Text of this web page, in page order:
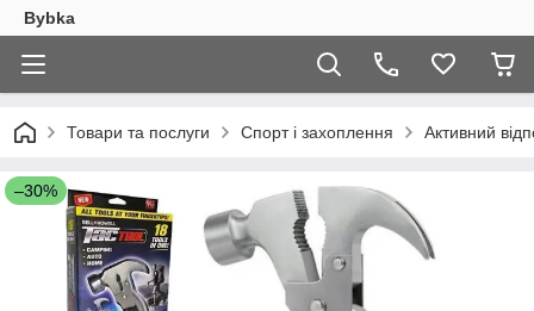
Bybka
Товари та послуги Спорт і захоплення Активний
–30%